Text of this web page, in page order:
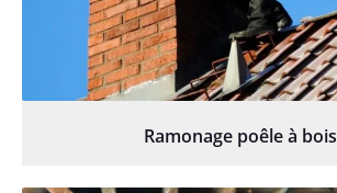
Ramonage poêle à bois